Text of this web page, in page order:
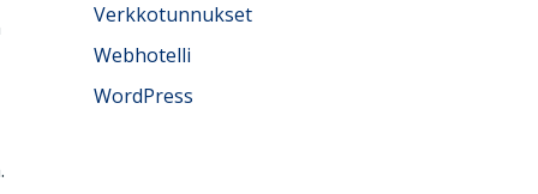
Verkkotunnukset
Webhotelli
WordPress